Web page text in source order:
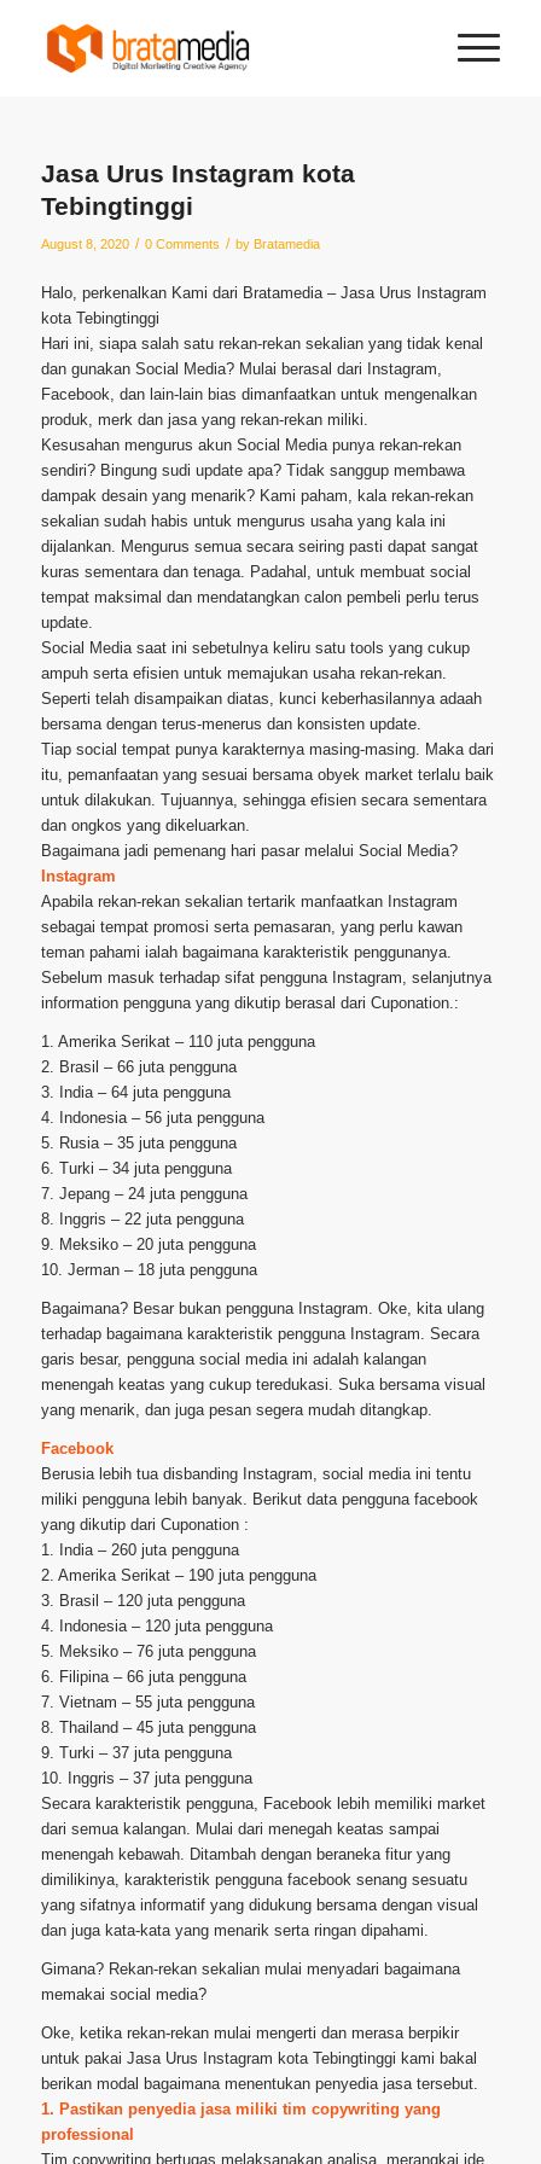
Jasa Urus Instagram kota
Tebingtinggi
August 8, 2020 / 0 Comments / by Bratamedia
Halo, perkenalkan Kami dari Bratamedia – Jasa Urus Instagram
kota Tebingtinggi
Hari ini, siapa salah satu rekan-rekan sekalian yang tidak kenal
dan gunakan Social Media? Mulai berasal dari Instagram,
Facebook, dan lain-lain bias dimanfaatkan untuk mengenalkan
produk, merk dan jasa yang rekan-rekan miliki.
Kesusahan mengurus akun Social Media punya rekan-rekan
sendiri? Bingung sudi update apa? Tidak sanggup membawa
dampak desain yang menarik? Kami paham, kala rekan-rekan
sekalian sudah habis untuk mengurus usaha yang kala ini
dijalankan. Mengurus semua secara seiring pasti dapat sangat
kuras sementara dan tenaga. Padahal, untuk membuat social
tempat maksimal dan mendatangkan calon pembeli perlu terus
update.
Social Media saat ini sebetulnya keliru satu tools yang cukup
ampuh serta efisien untuk memajukan usaha rekan-rekan.
Seperti telah disampaikan diatas, kunci keberhasilannya adaah
bersama dengan terus-menerus dan konsisten update.
Tiap social tempat punya karakternya masing-masing. Maka dari
itu, pemanfaatan yang sesuai bersama obyek market terlalu baik
untuk dilakukan. Tujuannya, sehingga efisien secara sementara
dan ongkos yang dikeluarkan.
Bagaimana jadi pemenang hari pasar melalui Social Media?
Instagram
Apabila rekan-rekan sekalian tertarik manfaatkan Instagram
sebagai tempat promosi serta pemasaran, yang perlu kawan
teman pahami ialah bagaimana karakteristik penggunanya.
Sebelum masuk terhadap sifat pengguna Instagram, selanjutnya
information pengguna yang dikutip berasal dari Cuponation.:
1. Amerika Serikat – 110 juta pengguna
2. Brasil – 66 juta pengguna
3. India – 64 juta pengguna
4. Indonesia – 56 juta pengguna
5. Rusia – 35 juta pengguna
6. Turki – 34 juta pengguna
7. Jepang – 24 juta pengguna
8. Inggris – 22 juta pengguna
9. Meksiko – 20 juta pengguna
10. Jerman – 18 juta pengguna
Bagaimana? Besar bukan pengguna Instagram. Oke, kita ulang
terhadap bagaimana karakteristik pengguna Instagram. Secara
garis besar, pengguna social media ini adalah kalangan
menengah keatas yang cukup teredukasi. Suka bersama visual
yang menarik, dan juga pesan segera mudah ditangkap.
Facebook
Berusia lebih tua disbanding Instagram, social media ini tentu
miliki pengguna lebih banyak. Berikut data pengguna facebook
yang dikutip dari Cuponation :
1. India – 260 juta pengguna
2. Amerika Serikat – 190 juta pengguna
3. Brasil – 120 juta pengguna
4. Indonesia – 120 juta pengguna
5. Meksiko – 76 juta pengguna
6. Filipina – 66 juta pengguna
7. Vietnam – 55 juta pengguna
8. Thailand – 45 juta pengguna
9. Turki – 37 juta pengguna
10. Inggris – 37 juta pengguna
Secara karakteristik pengguna, Facebook lebih memiliki market
dari semua kalangan. Mulai dari menegah keatas sampai
menengah kebawah. Ditambah dengan beraneka fitur yang
dimilikinya, karakteristik pengguna facebook senang sesuatu
yang sifatnya informatif yang didukung bersama dengan visual
dan juga kata-kata yang menarik serta ringan dipahami.
Gimana? Rekan-rekan sekalian mulai menyadari bagaimana
memakai social media?
Oke, ketika rekan-rekan mulai mengerti dan merasa berpikir
untuk pakai Jasa Urus Instagram kota Tebingtinggi kami bakal
berikan modal bagaimana menentukan penyedia jasa tersebut.
1. Pastikan penyedia jasa miliki tim copywriting yang
professional
Tim copywriting bertugas melaksanakan analisa, merangkai ide